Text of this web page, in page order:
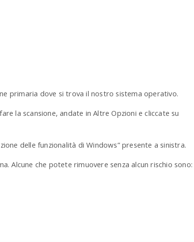
primaria dove si trova il nostro sistema operativo.
la scansione, andate in Altre Opzioni e cliccate su
delle funzionalità di Windows” presente a sinistra.
Alcune che potete rimuovere senza alcun rischio sono: